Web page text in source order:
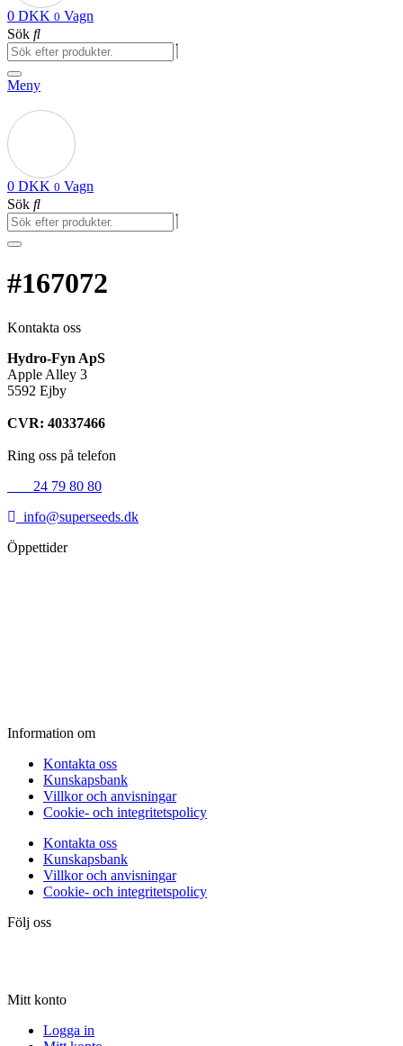
0 DKK 0 Vagn
Sök
Meny
0 DKK 0 Vagn
Sök
#167072
Kontakta oss
Hydro-Fyn ApS
Apple Alley 3
5592 Ejby
CVR: 40337466
Ring oss på telefon
24 79 80 80
info@superseeds.dk
Öppettider
Information om
Kontakta oss
Kunskapsbank
Villkor och anvisningar
Cookie- och integritetspolicy
Kontakta oss
Kunskapsbank
Villkor och anvisningar
Cookie- och integritetspolicy
Följ oss
Mitt konto
Logga in